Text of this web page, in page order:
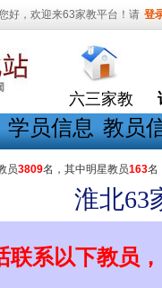
好，欢迎来63家教平台！请 登
六三家教
学员信息 教员
员3809名，其中明星教员163名
淮北63
联系以下教员